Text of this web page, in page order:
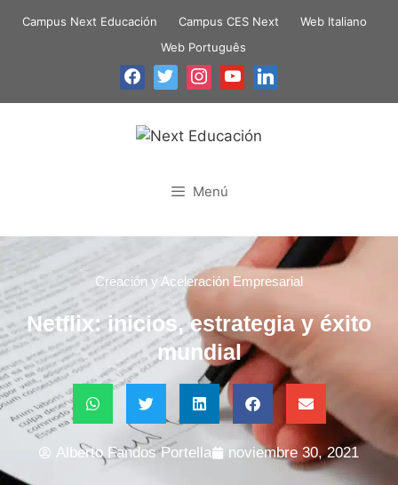
Campus Next Educación Campus CES Next
Web Italiano
Web Português
Menú
Creación y Aceleración Empresarial
Netflix: inicios, estrategia y éxito
mundial
Alberto Fandos Portella noviembre 30, 2021